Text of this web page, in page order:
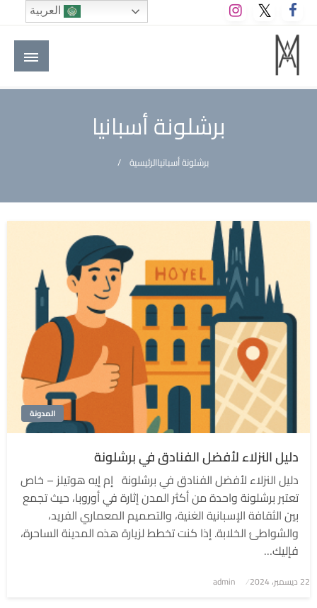
التخطي
إلى
المحتوى
M A hotels | إم ايه هوتيلز
الموقع الأول للعاملين في الفنادق في العالم العربي
برشلونة أسبانيا
الرئيسيةبرشلونة أسبانيا
المدونة
دليل النزلاء لأفضل الفنادق في برشلونة
دليل النزلاء لأفضل الفنادق في برشلونة إم إيه هوتيلز – خاص
تعتبر برشلونة واحدة من أكثر المدن إثارة في أوروبا، حيث تجمع
بين الثقافة الإسبانية الغنية، والتصميم المعماري الفريد،
والشواطئ الخلابة. إذا كنت تخطط لزيارة هذه المدينة الساحرة،
فإليك…
نُشر
22 ديسمبر، 2024 admin
العربية